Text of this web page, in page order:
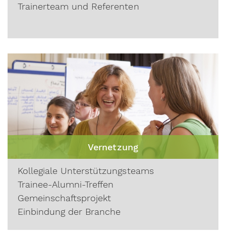
Trainerteam und Referenten
Vernetzung
Kollegiale Unterstützungsteams
Trainee-Alumni-Treffen
Gemeinschaftsprojekt
Einbindung der Branche